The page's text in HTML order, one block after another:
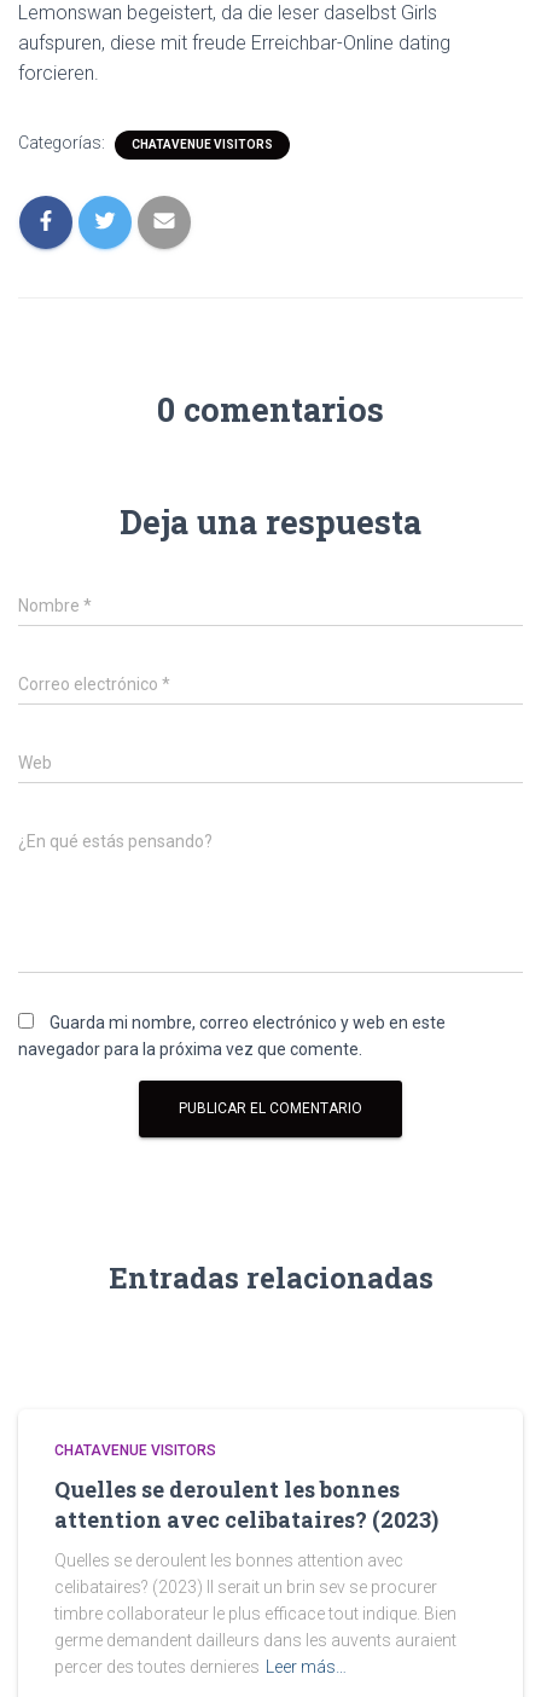
Lemonswan begeistert, da die leser daselbst Girls
aufspuren, diese mit freude Erreichbar-Online dating
forcieren.
Categorías: CHATAVENUE VISITORS
0 comentarios
Deja una respuesta
Nombre *
Correo electrónico *
Web
¿En qué estás pensando?
Guarda mi nombre, correo electrónico y web en este
navegador para la próxima vez que comente.
Entradas relacionadas
CHATAVENUE VISITORS
Quelles se deroulent les bonnes
attention avec celibataires? (2023)
Quelles se deroulent les bonnes attention avec
celibataires? (2023) Il serait un brin sev se procurer
timbre collaborateur le plus efficace tout indique. Bien
germe demandent dailleurs dans les auvents auraient
percer des toutes dernieres
Leer más…